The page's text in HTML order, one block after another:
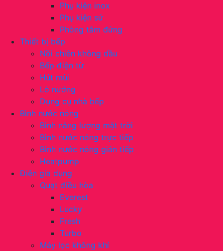
Phụ kiện inox
Phụ kiện sứ
Phòng tắm đứng
Thiết bị bếp
Nồi chiên không dầu
Bếp điện từ
Hút mùi
Lò nướng
Dụng cụ nhà bếp
Bình nước nóng
Bình năng lượng mặt trời
Bình nước nóng trực tiếp
Bình nước nóng gián tiếp
Heatpump
Điện gia dụng
Quạt điều hòa
Everest
Lucky
Fresh
Turbo
Máy lọc không khí